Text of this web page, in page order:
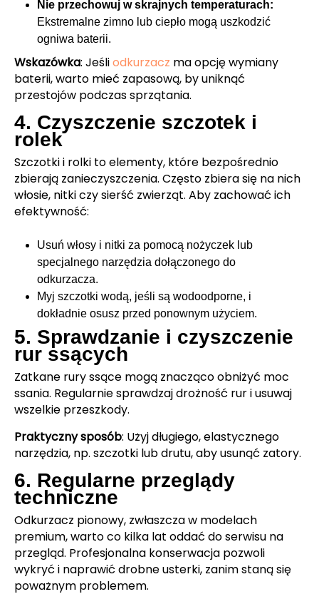
Nie przechowuj w skrajnych temperaturach:
Ekstremalne zimno lub ciepło mogą uszkodzić
ogniwa baterii.
Wskazówka: Jeśliodkurzacz ma opcję wymiany
baterii, warto mieć zapasową, by uniknąć
przestojów podczas sprzątania.
4. Czyszczenie szczotek i
rolek
Szczotki i rolki to elementy, które bezpośrednio
zbierają zanieczyszczenia. Często zbiera się na nich
włosie, nitki czy sierść zwierząt. Aby zachować ich
efektywność:
Usuń włosy i nitki za pomocą nożyczek lub
specjalnego narzędzia dołączonego do
odkurzacza.
Myj szczotki wodą, jeśli są wodoodporne, i
dokładnie osusz przed ponownym użyciem.
5. Sprawdzanie i czyszczenie
rur ssących
Zatkane rury ssące mogą znacząco obniżyć moc
ssania. Regularnie sprawdzaj drożność rur i usuwaj
wszelkie przeszkody.
Praktyczny sposób: Użyj długiego, elastycznego
narzędzia, np. szczotki lub drutu, aby usunąć zatory.
6. Regularne przeglądy
techniczne
Odkurzacz pionowy, zwłaszcza w modelach
premium, warto co kilka lat oddać do serwisu na
przegląd. Profesjonalna konserwacja pozwoli
wykryć i naprawić drobne usterki, zanim staną się
poważnym problemem.